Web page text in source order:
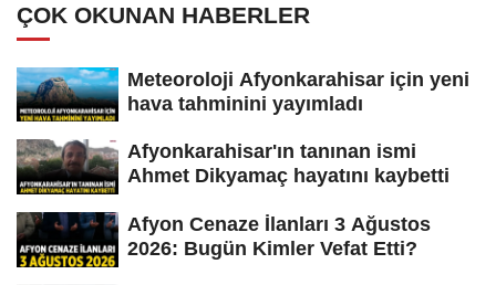
ÇOK OKUNAN HABERLER
Meteoroloji Afyonkarahisar için yeni
hava tahminini yayımladı
Afyonkarahisar'ın tanınan ismi
Ahmet Dikyamaç hayatını kaybetti
Afyon Cenaze İlanları 3 Ağustos
2026: Bugün Kimler Vefat Etti?